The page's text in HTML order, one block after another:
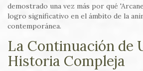
demostrado una vez más por qué
logro significativo en el ámbito de la
contemporánea.
La Continuación de
Historia Compleja